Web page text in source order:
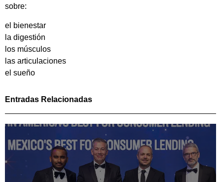
sobre:
el bienestar
la digestión
los músculos
las articulaciones
el sueño
Entradas Relacionadas